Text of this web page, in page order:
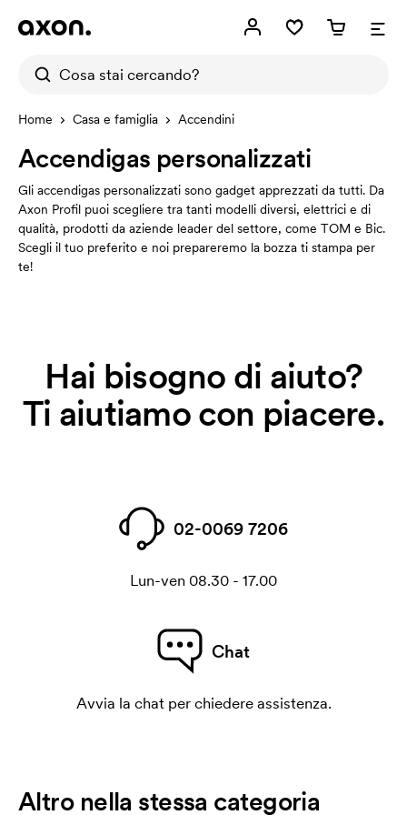
Home Casa e famiglia Accendini
Accendigas personalizzati
Gli accendigas personalizzati sono gadget apprezzati da tutti. Da
Axon Profil puoi scegliere tra tanti modelli diversi, elettrici e di
qualità, prodotti da aziende leader del settore, come TOM e Bic.
Scegli il tuo preferito e noi prepareremo la bozza ti stampa per
te!
Hai bisogno di aiuto?
Ti aiutiamo con piacere.
02-0069 7206
Lun-ven 08.30 - 17.00
Chat
Avvia la chat per chiedere assistenza.
Altro nella stessa categoria